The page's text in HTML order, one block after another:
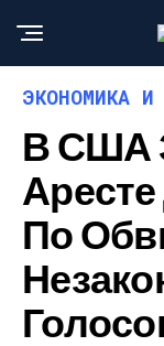
ЭКОНОМИКА И
В США
По